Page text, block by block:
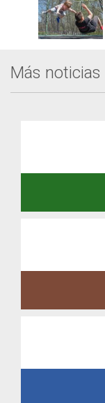
Más noticias